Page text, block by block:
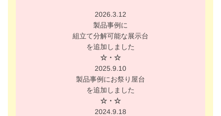
2026.3.12
製品事例に
組立て分解可能な展示台
を追加しました
☆・☆
2025.9.10
製品事例にお祭り屋台
を追加しました
☆・☆
2024.9.18